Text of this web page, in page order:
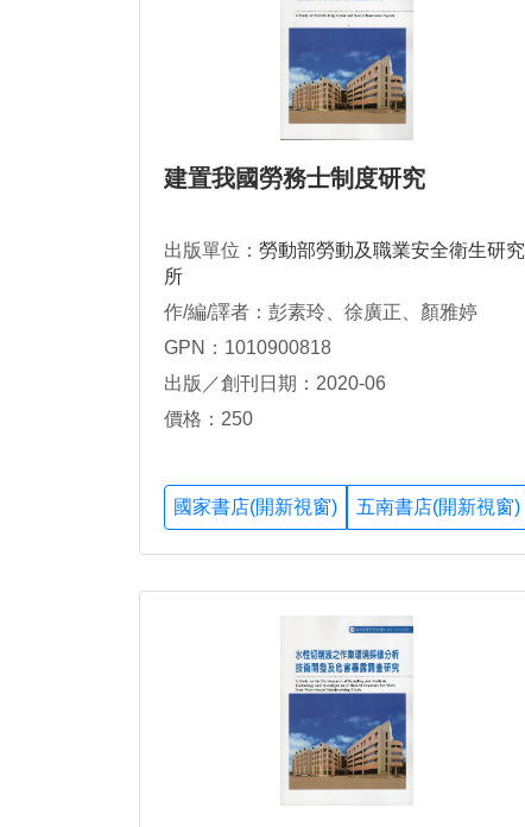
建置我國勞務士制度研究
出版單位： 勞動部勞動及職業安全衛生研究
所
作/編/譯者：彭素玲、徐廣正、顏雅婷
GPN：1010900818
出版／創刊日期：2020-06
價格：250
國家書店(開新視窗) 五南書店(開新視窗)